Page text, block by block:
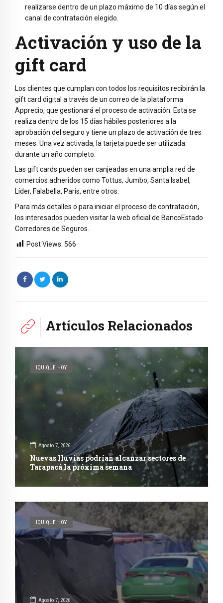
realizarse dentro de un plazo máximo de 10 días según el
canal de contratación elegido.
Activación y uso de la
gift card
Los clientes que cumplan con todos los requisitos recibirán la
gift card digital a través de un correo de la plataforma
Apprecio, que gestionará el proceso de activación. Esta se
realiza dentro de los 15 días hábiles posteriores a la
aprobación del seguro y tiene un plazo de activación de tres
meses. Una vez activada, la tarjeta puede ser utilizada
durante un año completo.
Las gift cards pueden ser canjeadas en una amplia red de
comercios adheridos como Tottus, Jumbo, Santa Isabel,
Líder, Falabella, Paris, entre otros.
Para más detalles o para iniciar el proceso de contratación,
los interesados pueden visitar la web oficial de BancoEstado
Corredores de Seguros.
Post Views: 566
Artículos Relacionados
IQUIQUE HOY
Agosto 7, 2026
Nuevas lluvias podrían alcanzar sectores de
Tarapacá la próxima semana
IQUIQUE HOY
Agosto 7, 2026